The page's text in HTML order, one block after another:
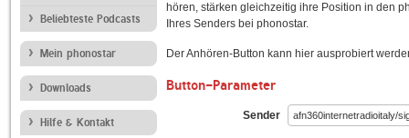
Beliebteste Podcasts
Mein phonostar
Downloads
Hilfe & Kontakt
hören, stärken gleichzeitig ihre Position in den
Ihres Senders bei phonostar.
Der Anhören-Button kann hier ausprobiert
Button-Parameter
Sender